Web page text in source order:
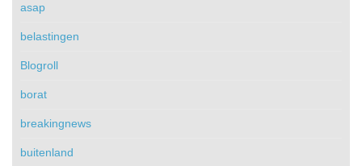
asap
belastingen
Blogroll
borat
breakingnews
buitenland